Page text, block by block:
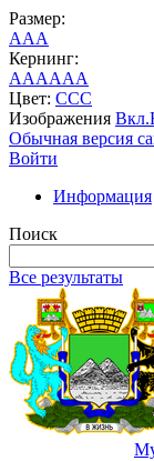
Размер:
AAA
Кернинг:
AAAAAA
Цвет: CCC
Изображения Вкл.
Обычная версия
Войти
Информация
Поиск
Все результаты